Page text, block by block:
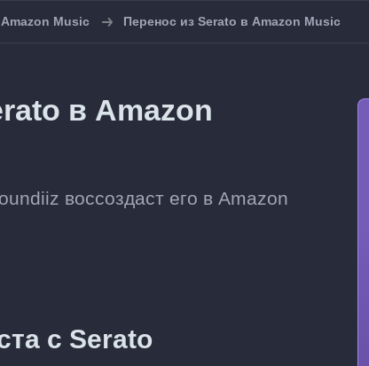
Music Перенос из Serato в Amazon Music
в Amazon
воссоздаст его в Amazon
с Serato